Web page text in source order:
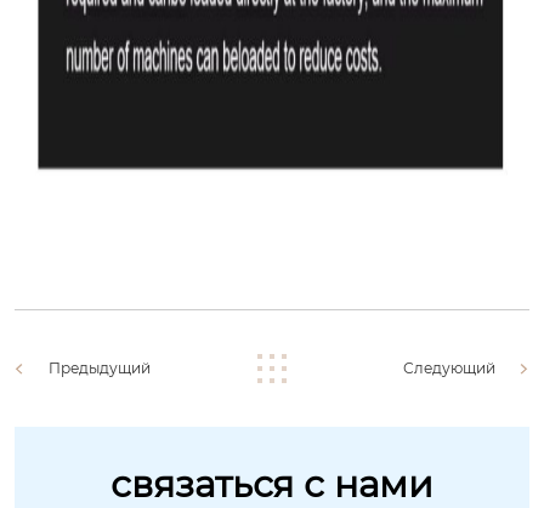
Предыдущий Следующий
связаться с нами